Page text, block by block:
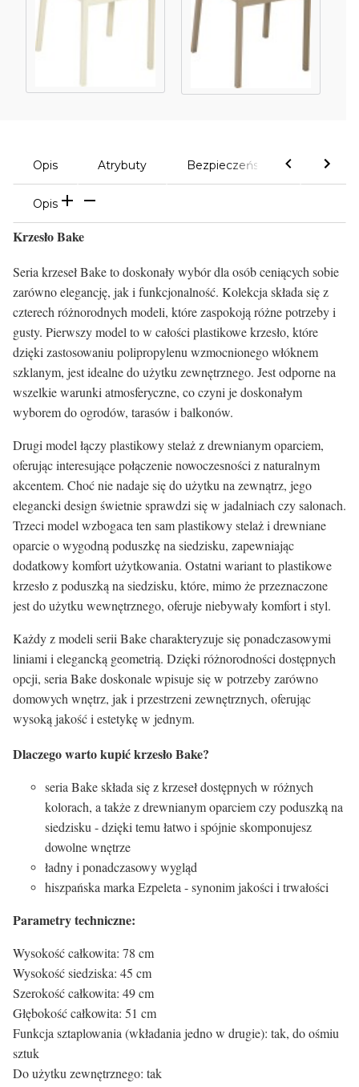
Opis Atrybuty Bezpieczeństwo
Opis
Krzesło Bake
Seria krzeseł Bake to doskonały wybór dla osób ceniących sobie
zarówno elegancję, jak i funkcjonalność. Kolekcja składa się z
czterech różnorodnych modeli, które zaspokoją różne potrzeby i
gusty. Pierwszy model to w całości plastikowe krzesło, które
dzięki zastosowaniu polipropylenu wzmocnionego włóknem
szklanym, jest idealne do użytku zewnętrznego. Jest odporne na
wszelkie warunki atmosferyczne, co czyni je doskonałym
wyborem do ogrodów, tarasów i balkonów.
Drugi model łączy plastikowy stelaż z drewnianym oparciem,
oferując interesujące połączenie nowoczesności z naturalnym
akcentem. Choć nie nadaje się do użytku na zewnątrz, jego
elegancki design świetnie sprawdzi się w jadalniach czy salonach.
Trzeci model wzbogaca ten sam plastikowy stelaż i drewniane
oparcie o wygodną poduszkę na siedzisku, zapewniając
dodatkowy komfort użytkowania. Ostatni wariant to plastikowe
krzesło z poduszką na siedzisku, które, mimo że przeznaczone
jest do użytku wewnętrznego, oferuje niebywały komfort i styl.
Każdy z modeli serii Bake charakteryzuje się ponadczasowymi
liniami i elegancką geometrią. Dzięki różnorodności dostępnych
opcji, seria Bake doskonale wpisuje się w potrzeby zarówno
domowych wnętrz, jak i przestrzeni zewnętrznych, oferując
wysoką jakość i estetykę w jednym.
Dlaczego warto kupić krzesło Bake?
seria Bake składa się z krzeseł dostępnych w różnych
kolorach, a także z drewnianym oparciem czy poduszką na
siedzisku - dzięki temu łatwo i spójnie skomponujesz
dowolne wnętrze
ładny i ponadczasowy wygląd
hiszpańska marka Ezpeleta - synonim jakości i trwałości
Parametry techniczne:
Wysokość całkowita: 78 cm
Wysokość siedziska: 45 cm
Szerokość całkowita: 49 cm
Głębokość całkowita: 51 cm
Funkcja sztaplowania (wkładania jedno w drugie): tak, do ośmiu
sztuk
Do użytku zewnętrznego: tak